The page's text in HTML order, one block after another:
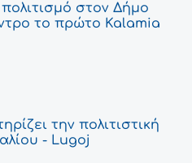
στον Δήμο
το πρώτο Kalamia
την πολιτιστική
- Lugoj